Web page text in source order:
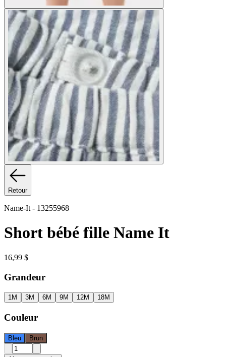
Retour
Name-It - 13255968
Short bébé fille Name It
16,99 $
Grandeur
1M 3M 6M 9M 12M 18M
Couleur
Bleu Brun